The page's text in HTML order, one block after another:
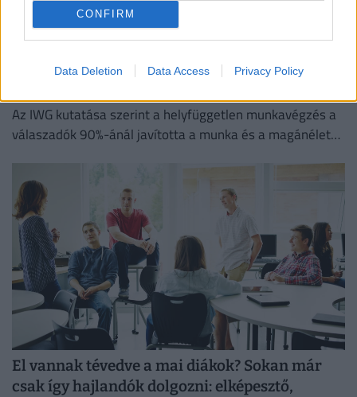
CONFIRM
Data Deletion Data Access Privacy Policy
miközben utazgatnak: itt a TOP10 úticél, ahol
Az IWG kutatása szerint a helyfüggetlen munkavégzés a
válaszadók 90%-ánál javította a munka és a magánélet
El vannak tévedve a mai diákok? Sokan már
csak így hajlandók dolgozni: elképesztő,